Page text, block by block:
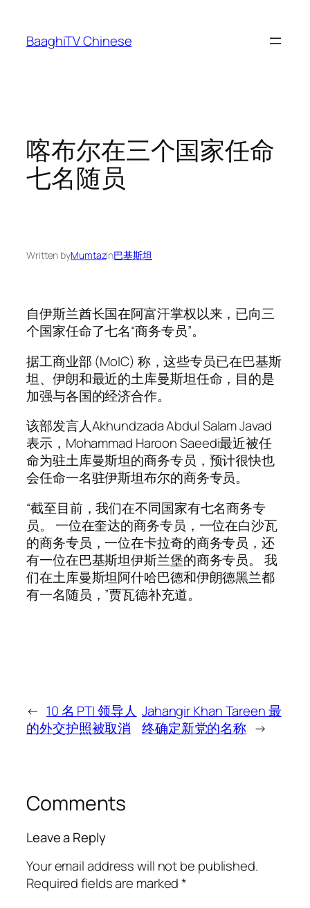
content
BaaghiTV Chinese
喀布尔在三个国家任命
七名随员
Written byMumtazin巴基斯坦
自伊斯兰酋长国在阿富汗掌权以来，已向三
个国家任命了七名“商务专员”。
据工商业部 (MoIC) 称，这些专员已在巴基斯
坦、伊朗和最近的土库曼斯坦任命，目的是
加强与各国的经济合作。
该部发言人Akhundzada Abdul Salam Javad
表示，Mohammad Haroon Saeedi最近被任
命为驻土库曼斯坦的商务专员，预计很快也
会任命一名驻伊斯坦布尔的商务专员。
“截至目前，我们在不同国家有七名商务专
员。 一位在奎达的商务专员，一位在白沙瓦
的商务专员，一位在卡拉奇的商务专员，还
有一位在巴基斯坦伊斯兰堡的商务专员。 我
们在土库曼斯坦阿什哈巴德和伊朗德黑兰都
有一名随员，”贾瓦德补充道。
← 10 名 PTI 领导人
的外交护照被取消
Jahangir Khan Tareen 最
终确定新党的名称 →
Comments
Leave a Reply
Your email address will not be published.
Required fields are marked*